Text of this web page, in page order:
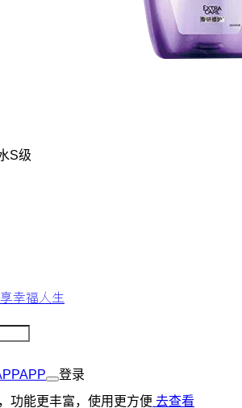
S级
幸福人生
APP
登录
功能更丰富，使用更方便 去查看